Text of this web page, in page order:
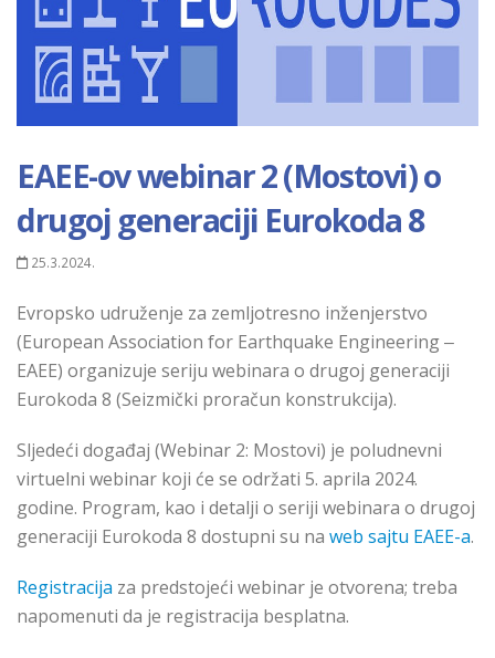
EAEE-ov webinar 2 (Mostovi) o
drugoj generaciji Eurokoda 8
25.3.2024.
Evropsko udruženje za zemljotresno inženjerstvo
(European Association for Earthquake Engineering ‒
EAEE) organizuje seriju webinara o drugoj generaciji
Eurokoda 8 (Seizmički proračun konstrukcija).
Sljedeći događaj (Webinar 2: Mostovi) je poludnevni
virtuelni webinar koji će se održati 5. aprila 2024.
godine. Program, kao i detalji o seriji webinara o drugoj
generaciji Eurokoda 8 dostupni su na web sajtu EAEE-a.
Registracija za predstojeći webinar je otvorena; treba
napomenuti da je registracija besplatna.